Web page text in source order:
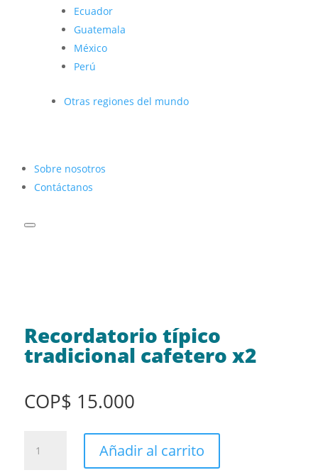
Ecuador
Guatemala
México
Perú
Otras regiones del mundo
Sobre nosotros
Contáctanos
Recordatorio típico
tradicional cafetero x2
COP$ 15.000
Recordatorio
típico
Añadir al carrito